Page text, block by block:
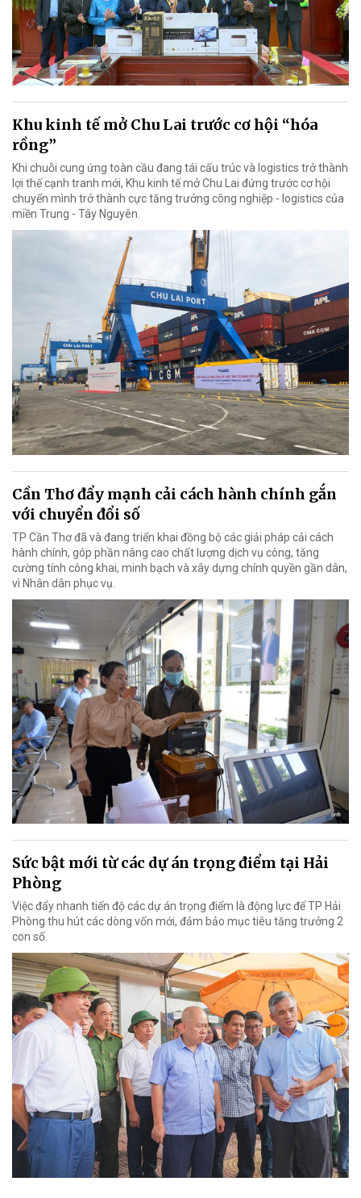
Khu kinh tế mở Chu Lai trước cơ hội “hóa
rồng”
Khi chuỗi cung ứng toàn cầu đang tái cấu trúc và logistics trở thành
lợi thế cạnh tranh mới, Khu kinh tế mở Chu Lai đứng trước cơ hội
chuyển mình trở thành cực tăng trưởng công nghiệp - logistics của
miền Trung - Tây Nguyên.
Cần Thơ đẩy mạnh cải cách hành chính gắn
với chuyển đổi số
TP Cần Thơ đã và đang triển khai đồng bộ các giải pháp cải cách
hành chính, góp phần nâng cao chất lượng dịch vụ công, tăng
cường tính công khai, minh bạch và xây dựng chính quyền gần dân,
vì Nhân dân phục vụ.
Sức bật mới từ các dự án trọng điểm tại Hải
Phòng
Việc đẩy nhanh tiến độ các dự án trọng điểm là động lực để TP Hải
Phòng thu hút các dòng vốn mới, đảm bảo mục tiêu tăng trưởng 2
con số.